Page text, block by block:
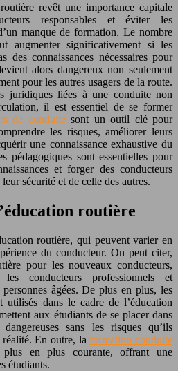
revêt une importance capitale
responsables et éviter les
manque de formation. Le nombre
augmenter significativement si les
des connaissances nécessaires pour
alors dangereux non seulement
pour les autres usagers de la route.
juridiques liées à une conduite non
il est essentiel de se former
de conduitesont un outil clé pour
les risques, améliorer leurs
une connaissance exhaustive du
pédagogiques sont essentielles pour
et forger des conducteurs
sécurité et de celle des autres.
routière
routière, qui peuvent varier en
du conducteur. On peut citer,
pour les nouveaux conducteurs,
conducteurs professionnels et
âgées. De plus en plus, les
utilisés dans le cadre de l’éducation
aux étudiants de se placer dans
sans les risques qu’ils
réalité. En outre, laformation conduite
en plus courante, offrant une
étudiants.